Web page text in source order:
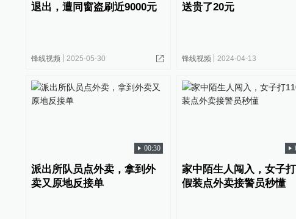
退出，遭同窗盗刷近9000元
锋线视频 2025-05-30
送贵了20元
锋线视频 2024-04-13
00:30
派出所队员点外卖，拿到外
卖又原地反接单
家中陌生人闯入，女子
假装点外卖接警员秒懂